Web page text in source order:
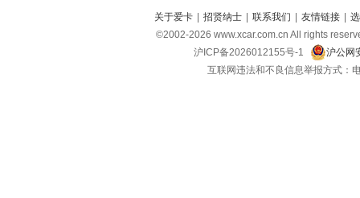
关于爱卡 招贤纳士 联系我们 友情链接
©2002-2026 www.xcar.com.cn All rights
沪ICP备2026012155号-1
沪公网
互联网违法和不良信息举报方式：